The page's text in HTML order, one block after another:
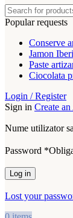
Popular requests
Conserve
Jamon
Paste
Ciocolata
Login / Register
Sign in Create
Nume utilizator
Password *
Log in
Lost your